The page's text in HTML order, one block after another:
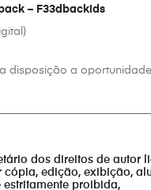
33 - Sou mais que vencedor
33 - Tu me conheces
33 - Sou um filho de Deus
– F33dbackids
disposição a
dos direitos de autor
cópia, edição, exibição,
estritamente proibida,